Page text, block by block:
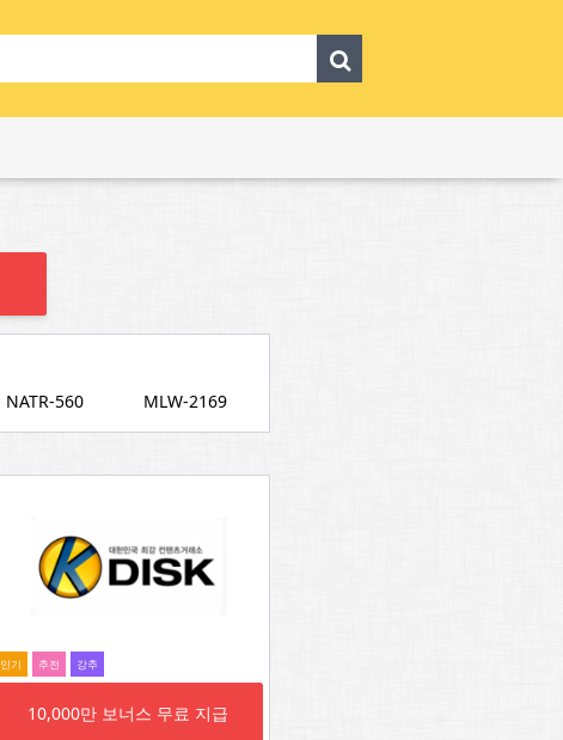
NATR-560 MLW-2169
인기 추전 강추
10,000만 보너스 무료 지급